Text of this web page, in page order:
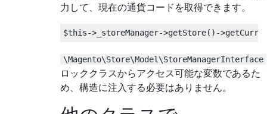
力して、現在の通貨コードを取得できます。
$this-> _storeManager->getStore()->
\Magento\Store\Model\StoreManagerInterface
ロッククラスからアクセス可能な変数であるた
め、構造に注入する必要はありません。